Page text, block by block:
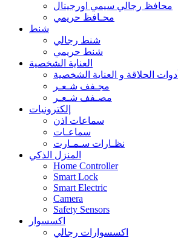
محافظ رجالي سيمي اورجينال
محـافظ حريمي
شنط
شنط رجالي
شنط حريمي
العناية الشخصية
أدوات الحلاقة و العناية الشخصية
مجـفف شـعـر
مصـفف شـعـر
إلكترونيات
سماعات اذن
سماعـات
نظـارات سـمـارت
المنزل الذكي
Home Controller
Smart Lock
Smart Electric
Camera
Safety Sensors
اكسسوار
اكسسوارات رجالي